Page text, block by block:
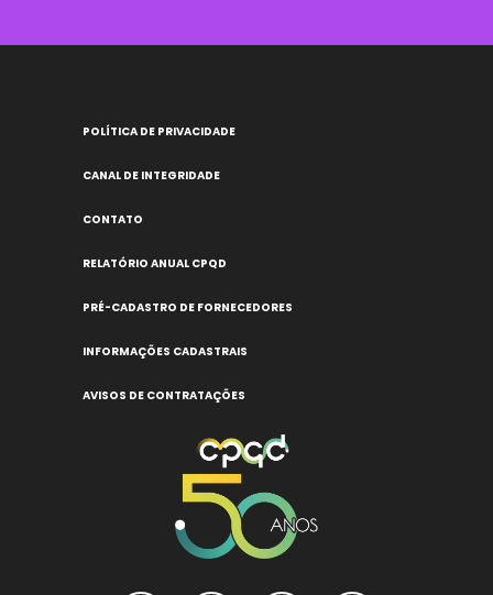
POLÍTICA DE PRIVACIDADE
CANAL DE INTEGRIDADE
CONTATO
RELATÓRIO ANUAL CPQD
PRÉ-CADASTRO DE FORNECEDORES
INFORMAÇÕES CADASTRAIS
AVISOS DE CONTRATAÇÕES